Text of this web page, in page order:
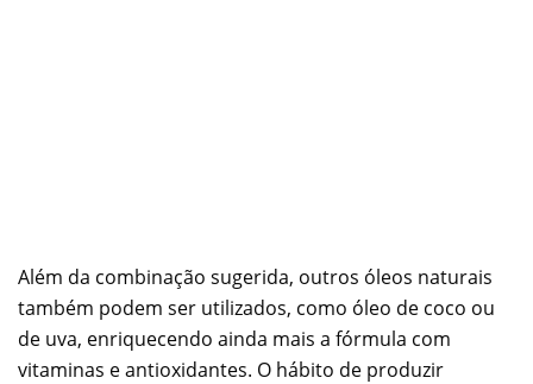
Além da combinação sugerida, outros óleos naturais
também podem ser utilizados, como óleo de coco ou
de uva, enriquecendo ainda mais a fórmula com
vitaminas e antioxidantes. O hábito de produzir